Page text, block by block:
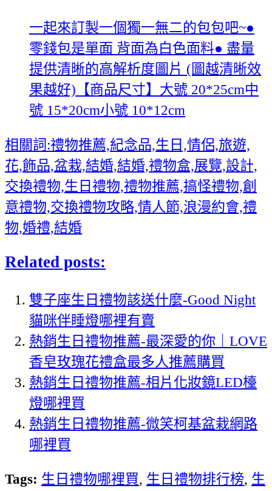
一起來訂製一個獨一無二的包包吧~●
零錢包是單面 背面為白色面料● 盡量
提供清晰的高解析度圖片 (圖越清晰效
果越好)【商品尺寸】大號 20*25cm中
號 15*20cm小號 10*12cm
相關詞:禮物推薦,紀念品,生日,情侶,旅遊,
花,飾品,盆栽,結婚,結婚,禮物盒,展覽,設計,
交換禮物,生日禮物,禮物推薦,搞怪禮物,創
意禮物,交換禮物攻略,情人節,浪漫約會,禮
物,婚禮,結婚
Related posts:
雙子座生日禮物該送什麼-Good Night
貓咪伴睡燈哪裡有賣
熱銷生日禮物推薦-最深愛的你｜LOVE
香皂玫瑰花禮盒最多人推薦購買
熱銷生日禮物推薦-相片化妝鏡LED檯
燈哪裡買
熱銷生日禮物推薦-微笑柯基盆栽網路
哪裡買
Tags: 生日禮物哪裡買, 生日禮物排行榜, 生